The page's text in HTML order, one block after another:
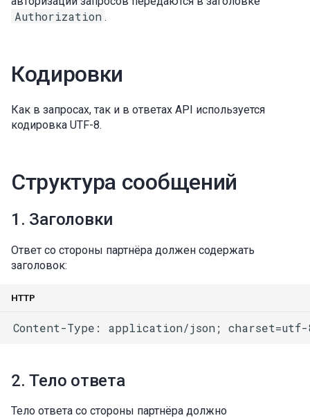
Authorization .
Кодировки
Как в запросах, так и в ответах API используется
кодировка UTF-8.
Структура сообщений
1. Заголовки
Ответ со стороны партнёра должен содержать
заголовок:
HTTP
Content-Type: application/json;
2. Тело ответа
Тело ответа со стороны партнёра должно